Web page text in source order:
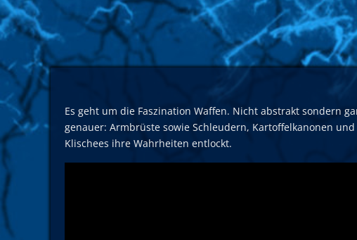
Es geht um die Faszination Waffen. Nicht abstrakt sondern
genauer: Armbrüste sowie Schleudern, Kartoffelkanonen
Klischees ihre Wahrheiten entlockt.